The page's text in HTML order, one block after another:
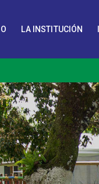
LA INSTITUCIÓN